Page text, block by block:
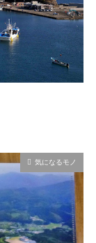
気になるモノ